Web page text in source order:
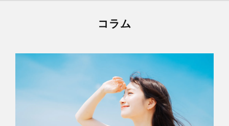
コラム